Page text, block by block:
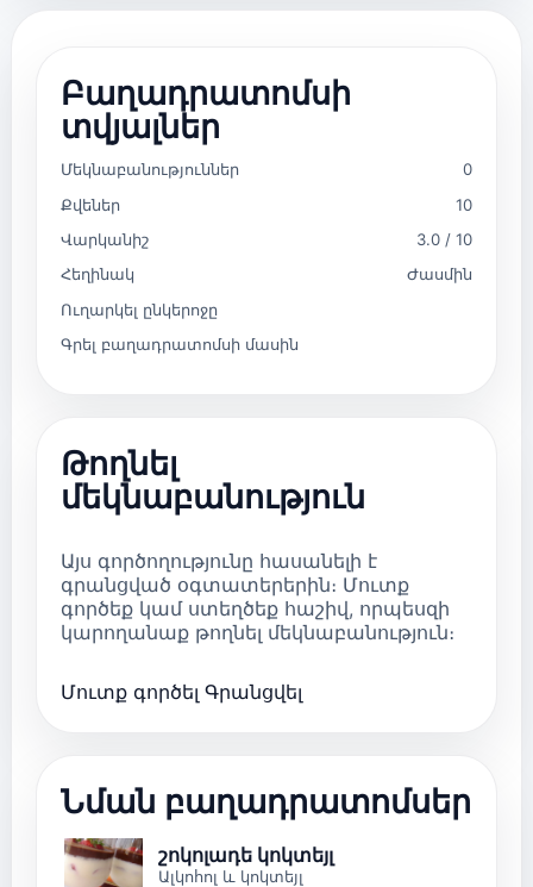
Բաղադրատոմսի
տվյալներ
Մեկնաբանություններ
0
Քվեներ
10
Վարկանիշ
3.0 / 10
Հեղինակ
Ժասմին
Ուղարկել ընկերոջը
Գրել բաղադրատոմսի մասին
Թողնել
մեկնաբանություն
Այս գործողությունը հասանելի է
գրանցված օգտատերերին։ Մուտք
գործեք կամ ստեղծեք հաշիվ, որպեսզի
կարողանաք թողնել մեկնաբանություն։
Մուտք գործել Գրանցվել
Նման բաղադրատոմսեր
շոկոլադե կոկտեյլ
Ալկոհոլ և կոկտեյլ